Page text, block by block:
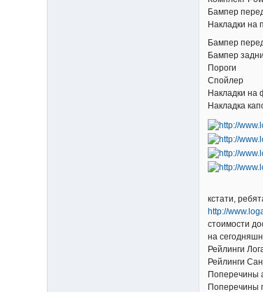
Бампер
Накладки на
Бампер
Бампер
Пороги
Спойлер
Накладки на
Накладка
кстати,
http://
стоимости
на
Рейлинги
Рейлинги
Поперечины
Поперечины